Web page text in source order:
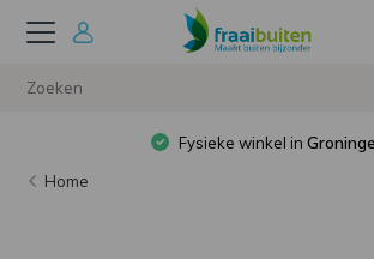
Fysieke winkel in
Home